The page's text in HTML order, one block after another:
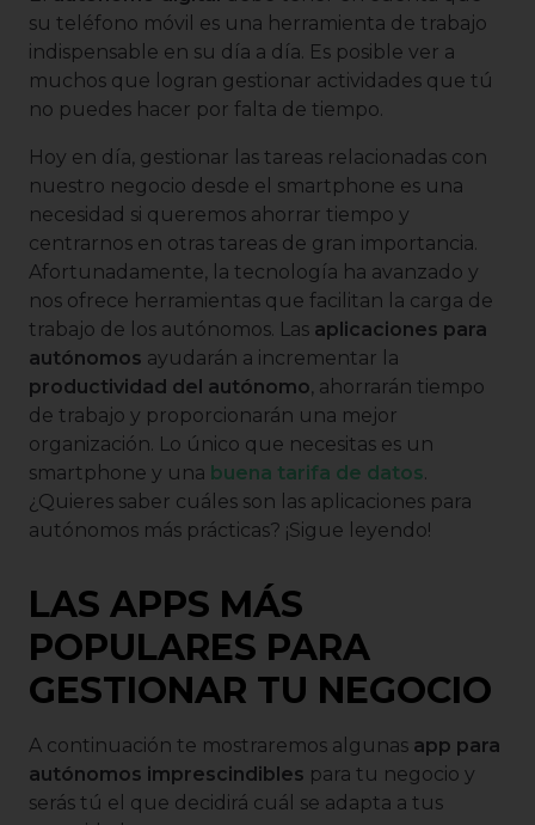
su teléfono móvil es una herramienta de trabajo
indispensable en su día a día. Es posible ver a
muchos que logran gestionar actividades que tú
no puedes hacer por falta de tiempo.
Hoy en día, gestionar las tareas relacionadas con
nuestro negocio desde el smartphone es una
necesidad si queremos ahorrar tiempo y
centrarnos en otras tareas de gran importancia.
Afortunadamente, la tecnología ha avanzado y
nos ofrece herramientas que facilitan la carga de
trabajo de los autónomos. Las aplicaciones para
autónomos ayudarán a incrementar la
productividad del autónomo, ahorrarán tiempo
de trabajo y proporcionarán una mejor
organización. Lo único que necesitas es un
smartphone y una buena tarifa de datos.
¿Quieres saber cuáles son las aplicaciones para
autónomos más prácticas? ¡Sigue leyendo!
LAS APPS MÁS
POPULARES PARA
GESTIONAR TU NEGOCIO
A continuación te mostraremos algunas app para
autónomos imprescindibles para tu negocio y
serás tú el que decidirá cuál se adapta a tus